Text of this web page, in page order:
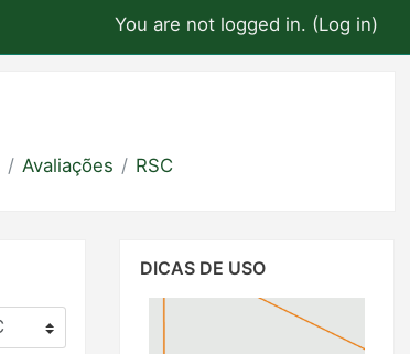
You are not logged in. (Log in)
Avaliações RSC
Dicas
DICAS DE USO